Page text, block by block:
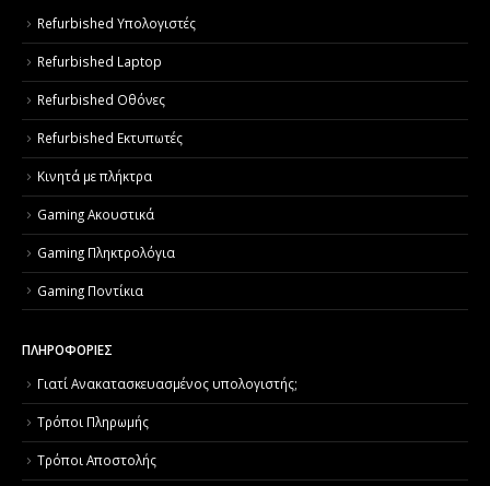
Refurbished Υπολογιστές
Refurbished Laptop
Refurbished Οθόνες
Refurbished Εκτυπωτές
Κινητά με πλήκτρα
Gaming Ακουστικά
Gaming Πληκτρολόγια
Gaming Ποντίκια
ΠΛΗΡΟΦΟΡΙΕΣ
Γιατί Aνακατασκευασμένος υπολογιστής;
Τρόποι Πληρωμής
Τρόποι Αποστολής